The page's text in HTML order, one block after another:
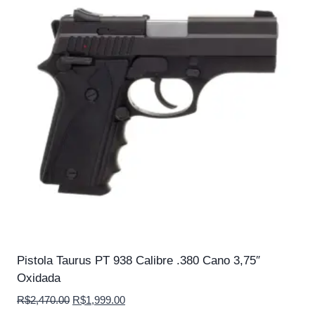
Pistola Taurus PT 938 Calibre .380 Cano 3,75″
Oxidada
R$2,470.00 O
R$1,999.00O